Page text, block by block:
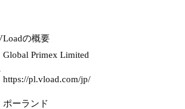
の概要
Global Primex Limited
https://pl.vload.com/jp/
ポーランド